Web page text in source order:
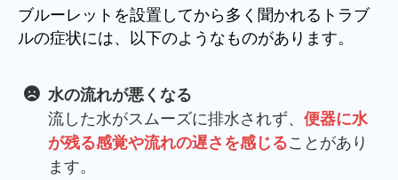
ブルーレットを設置してから多く聞かれるトラブ
ルの症状には、以下のようなものがあります。
水の流れが悪くなる
流した水がスムーズに排水されず、 便器に水
が残る感覚や流れの遅さを感じることがあり
ます。